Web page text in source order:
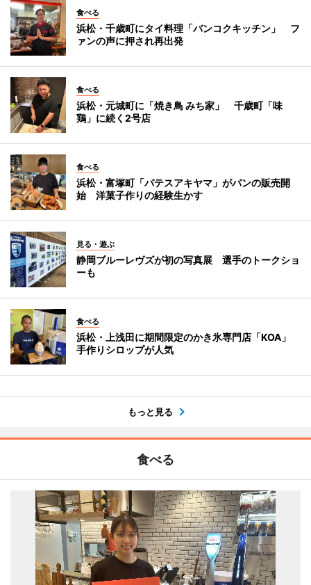
食べる
浜松・千歳町にタイ料理「バンコクキッチン」 フ
ァンの声に押され再出発
食べる
浜松・元城町に「焼き鳥 みち家」 千歳町「味
鶏」に続く2号店
食べる
浜松・富塚町「パテスアキヤマ」がパンの販売開
始 洋菓子作りの経験生かす
見る・遊ぶ
静岡ブルーレヴズが初の写真展 選手のトークショ
ーも
食べる
浜松・上浅田に期間限定のかき氷専門店「KOA」
手作りシロップが人気
もっと見る
食べる